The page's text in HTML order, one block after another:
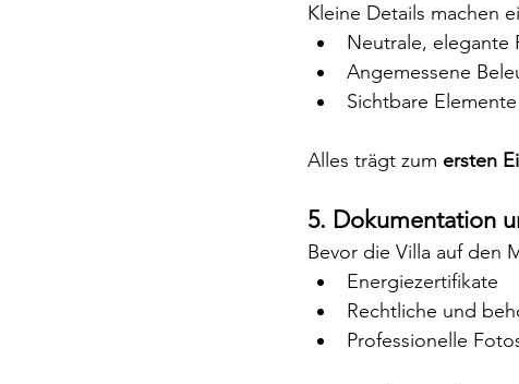
Kleine Details machen
Neutrale, elegante
Angemessene
Sichtbare
Alles trägt zum ersten
5. Dokumentation
Bevor die Villa auf den
Energiezertifikate
Rechtliche und
Professionelle